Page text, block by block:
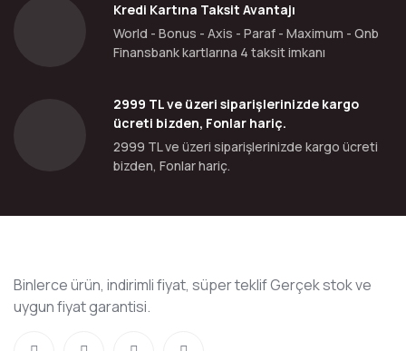
Kredi Kartına Taksit Avantajı
World - Bonus - Axis - Paraf - Maximum - Qnb
Finansbank kartlarına 4 taksit imkanı
2999 TL ve üzeri siparişlerinizde kargo
ücreti bizden, Fonlar hariç.
2999 TL ve üzeri siparişlerinizde kargo ücreti
bizden, Fonlar hariç.
Binlerce ürün, indirimli fiyat, süper teklif Gerçek stok ve
uygun fiyat garantisi.